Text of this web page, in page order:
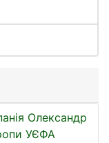
Олександр
УЄФА